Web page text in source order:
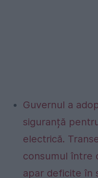
Guvernul a
siguranță
electrică.
consumul între
apar deficite în